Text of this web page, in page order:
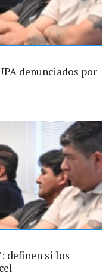
denunciados por
definen si los